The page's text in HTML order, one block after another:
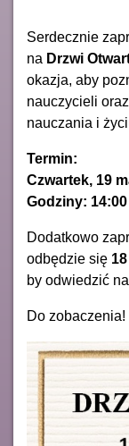
Serdecznie
na Drzwi
okazja, aby
nauczycieli
nauczania i
Termin:
Czwartek, 19
Godziny:
Dodatkowo
odbędzie się
by odwiedzić
Do zobaczenia!